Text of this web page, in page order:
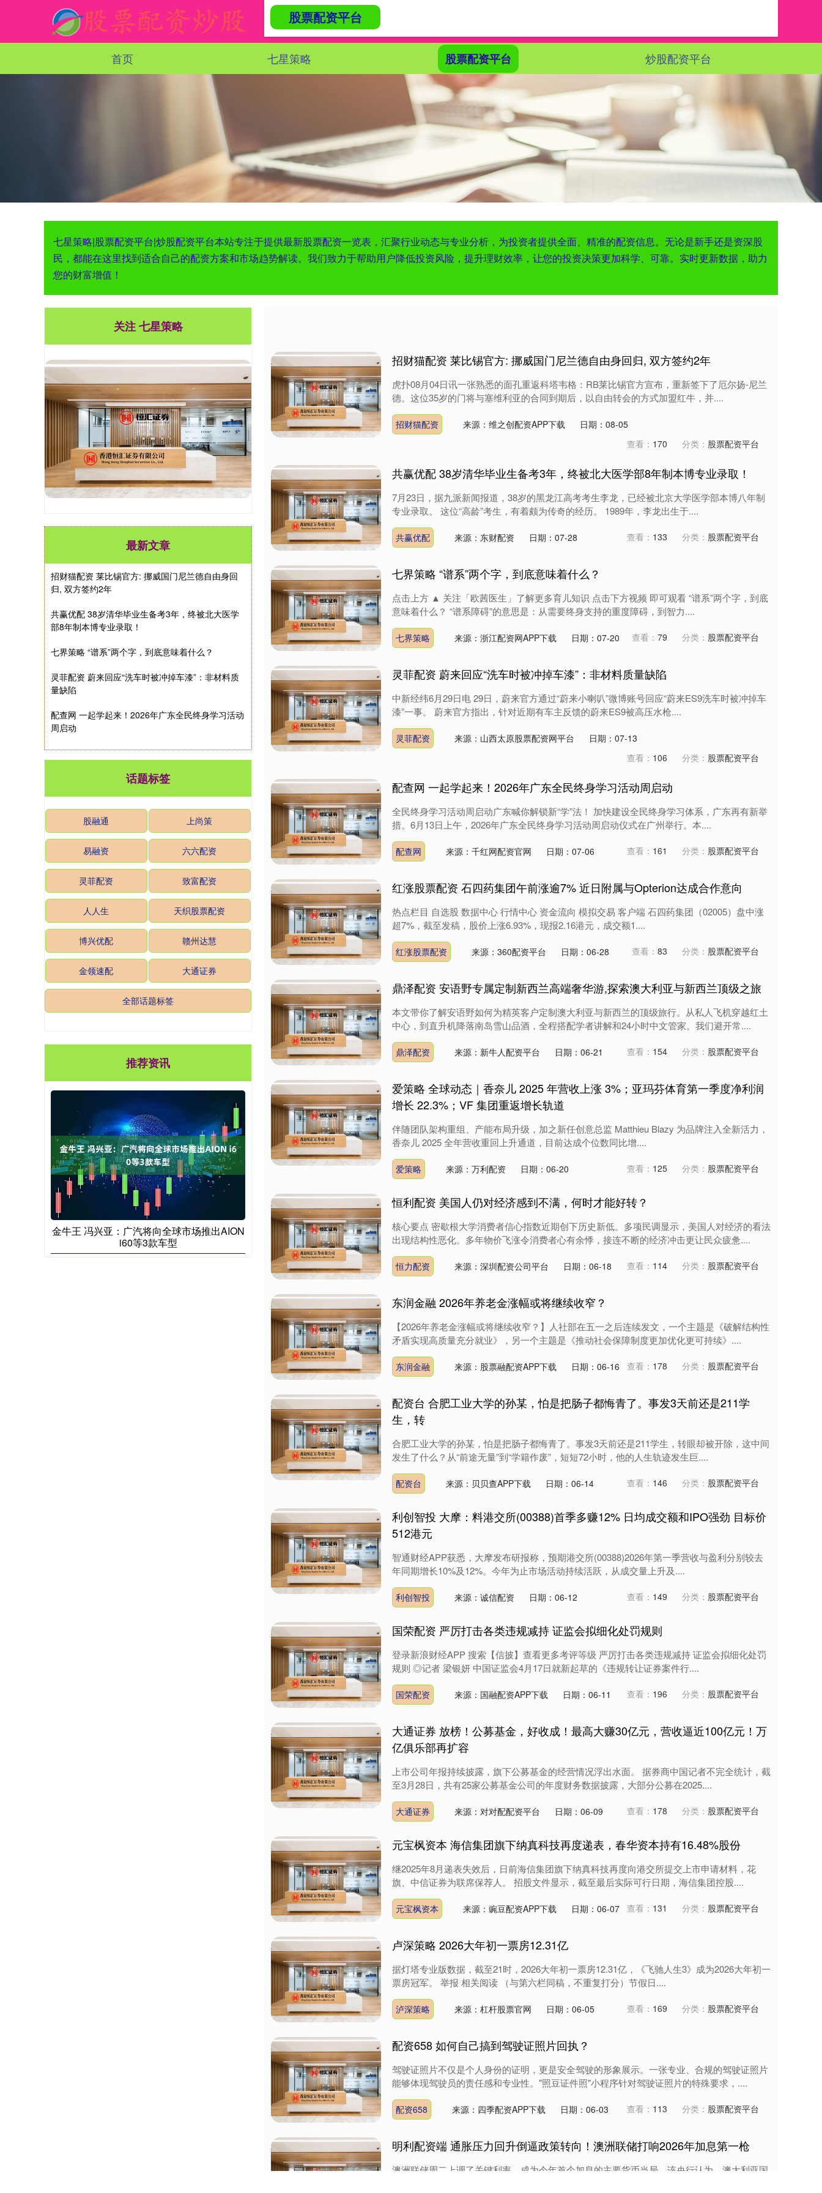
首页 七星策略 股票配资平台 炒股配资平台
七星策略|股票配资平台|炒股配资平台本站专注于提供最新股票配资一览表，汇聚行业动态与专业分析，为投资者提供全面、精准的配资信息。无论是新手还是资深股
民，都能在这里找到适合自己的配资方案和市场趋势解读。我们致力于帮助用户降低投资风险，提升理财效率，让您的投资决策更加科学、可靠。实时更新数据，助力
您的财富增值！
股票配资平台
招财猫配资 莱比锡官方: 挪威国门尼兰德自由身回归, 双方签约2年
虎扑08月04日讯一张熟悉的面孔重返科塔韦格：RB莱比锡官方宣布，重新签下了厄尔扬-尼兰
德。这位35岁的门将与塞维利亚的合同到期后，以自由转会的方式加盟红牛，并....
招财猫配资 来源：维之创配资APP下载
日期：08-05
查看： 170 分类： 股票配资平台
共赢优配 38岁清华毕业生备考3年，终被北大医学部8年制本博专业录取！
7月23日，据九派新闻报道，38岁的黑龙江高考考生李龙，已经被北京大学医学部本博八年制
专业录取。 这位“高龄”考生，有着颇为传奇的经历。 1989年，李龙出生于....
共赢优配 来源：东财配资 日期：07-28 查看： 133 分类： 股票配资平台
七界策略 “谱系”两个字，到底意味着什么？
点击上方 ▲ 关注「欧茜医生」了解更多育儿知识 点击下方视频 即可观看 “谱系”两个字，到底
意味着什么？ “谱系障碍”的意思是：从需要终身支持的重度障碍，到智力....
七界策略 来源：浙江配资网APP下载 日期：07-20 查看： 79 分类： 股票配资平台
灵菲配资 蔚来回应“洗车时被冲掉车漆”：非材料质量缺陷
中新经纬6月29日电 29日，蔚来官方通过“蔚来小喇叭”微博账号回应“蔚来ES9洗车时被冲掉车
漆”一事。 蔚来官方指出，针对近期有车主反馈的蔚来ES9被高压水枪....
灵菲配资 来源：山西太原股票配资网平台
日期：07-13
查看： 106 分类： 股票配资平台
配查网 一起学起来！2026年广东全民终身学习活动周启动
全民终身学习活动周启动广东喊你解锁新“学”法！ 加快建设全民终身学习体系，广东再有新举
措。6月13日上午，2026年广东全民终身学习活动周启动仪式在广州举行。本....
配查网 来源：千红网配资官网 日期：07-06 查看： 161 分类： 股票配资平台
红涨股票配资 石四药集团午前涨逾7% 近日附属与Opterion达成合作意向
热点栏目 自选股 数据中心 行情中心 资金流向 模拟交易 客户端 石四药集团（02005）盘中涨
超7%，截至发稿，股价上涨6.93%，现报2.16港元，成交额1....
红涨股票配资 来源：360配资平台 日期：06-28 查看： 83 分类： 股票配资平台
鼎泽配资 安语野专属定制新西兰高端奢华游,探索澳大利亚与新西兰顶级之旅
本文带你了解安语野如何为精英客户定制澳大利亚与新西兰的顶级旅行。从私人飞机穿越红土
中心，到直升机降落南岛雪山品酒，全程搭配学者讲解和24小时中文管家。我们避开常....
鼎泽配资 来源：新牛人配资平台 日期：06-21 查看： 154 分类： 股票配资平台
爱策略 全球动态｜香奈儿 2025 年营收上涨 3%；亚玛芬体育第一季度净利润
增长 22.3%；VF 集团重返增长轨道
伴随团队架构重组、产能布局升级，加之新任创意总监 Matthieu Blazy 为品牌注入全新活力，
香奈儿 2025 全年营收重回上升通道，目前达成个位数同比增....
爱策略 来源：万利配资 日期：06-20 查看： 125 分类： 股票配资平台
恒利配资 美国人仍对经济感到不满，何时才能好转？
核心要点 密歇根大学消费者信心指数近期创下历史新低。多项民调显示，美国人对经济的看法
出现结构性恶化。多年物价飞涨令消费者心有余悸，接连不断的经济冲击更让民众疲惫....
恒力配资 来源：深圳配资公司平台 日期：06-18 查看： 114 分类： 股票配资平台
东润金融 2026年养老金涨幅或将继续收窄？
【2026年养老金涨幅或将继续收窄？】人社部在五一之后连续发文，一个主题是《破解结构性
矛盾实现高质量充分就业》，另一个主题是《推动社会保障制度更加优化更可持续》....
东润金融 来源：股票融配资APP下载 日期：06-16 查看： 178 分类： 股票配资平台
配资台 合肥工业大学的孙某，怕是把肠子都悔青了。事发3天前还是211学
生，转
合肥工业大学的孙某，怕是把肠子都悔青了。事发3天前还是211学生，转眼却被开除，这中间
发生了什么？从“前途无量”到“学籍作废”，短短72小时，他的人生轨迹发生巨....
配资台 来源：贝贝查APP下载 日期：06-14 查看： 146 分类： 股票配资平台
利创智投 大摩：料港交所(00388)首季多赚12% 日均成交额和IPO强劲 目标价
512港元
智通财经APP获悉，大摩发布研报称，预期港交所(00388)2026年第一季营收与盈利分别较去
年同期增长10%及12%。今年为止市场活动持续活跃，从成交量上升及....
利创智投 来源：诚信配资 日期：06-12 查看： 149 分类： 股票配资平台
国荣配资 严厉打击各类违规减持 证监会拟细化处罚规则
登录新浪财经APP 搜索【信披】查看更多考评等级 严厉打击各类违规减持 证监会拟细化处罚
规则 ◎记者 梁银妍 中国证监会4月17日就新起草的《违规转让证券案件行....
国荣配资 来源：国融配资APP下载 日期：06-11 查看： 196 分类： 股票配资平台
大通证券 放榜！公募基金，好收成！最高大赚30亿元，营收逼近100亿元！万
亿俱乐部再扩容
上市公司年报持续披露，旗下公募基金的经营情况浮出水面。 据券商中国记者不完全统计，截
至3月28日，共有25家公募基金公司的年度财务数据披露，大部分公募在2025....
大通证券 来源：对对配配资平台 日期：06-09 查看： 178 分类： 股票配资平台
元宝枫资本 海信集团旗下纳真科技再度递表，春华资本持有16.48%股份
继2025年8月递表失效后，日前海信集团旗下纳真科技再度向港交所提交上市申请材料，花
旗、中信证券为联席保荐人。 招股文件显示，截至最后实际可行日期，海信集团控股....
元宝枫资本 来源：豌豆配资APP下载 日期：06-07 查看： 131 分类： 股票配资平台
卢深策略 2026大年初一票房12.31亿
据灯塔专业版数据，截至21时，2026大年初一票房12.31亿，《飞驰人生3》成为2026大年初一
票房冠军。 举报 相关阅读 （与第六栏同稿，不重复打分）节假日....
泸深策略 来源：杠杆股票官网 日期：06-05 查看： 169 分类： 股票配资平台
配资658 如何自己搞到驾驶证照片回执？
驾驶证照片不仅是个人身份的证明，更是安全驾驶的形象展示。一张专业、合规的驾驶证照片
能够体现驾驶员的责任感和专业性。"照豆证件照"小程序针对驾驶证照片的特殊要求，....
配资658 来源：四季配资APP下载 日期：06-03 查看： 113 分类： 股票配资平台
明利配资端 通胀压力回升倒逼政策转向！澳洲联储打响2026年加息第一枪
澳洲联储周二上调了关键利率，成为今年首个加息的主要货币当局。该央行认为，澳大利亚国
关注 七星策略
最新文章
招财猫配资 莱比锡官方: 挪威国门尼兰德自由身回
归, 双方签约2年
共赢优配 38岁清华毕业生备考3年，终被北大医学
部8年制本博专业录取！
七界策略 “谱系”两个字，到底意味着什么？
灵菲配资 蔚来回应“洗车时被冲掉车漆”：非材料质
量缺陷
配查网 一起学起来！2026年广东全民终身学习活动
周启动
话题标签
股融通 上尚策
易融资 六六配资
灵菲配资 致富配资
人人生 天织股票配资
博兴优配 赣州达慧
金领速配 大通证券
全部话题标签
推荐资讯
金牛王 冯兴亚：广汽将向全球市场推出AION
i60等3款车型